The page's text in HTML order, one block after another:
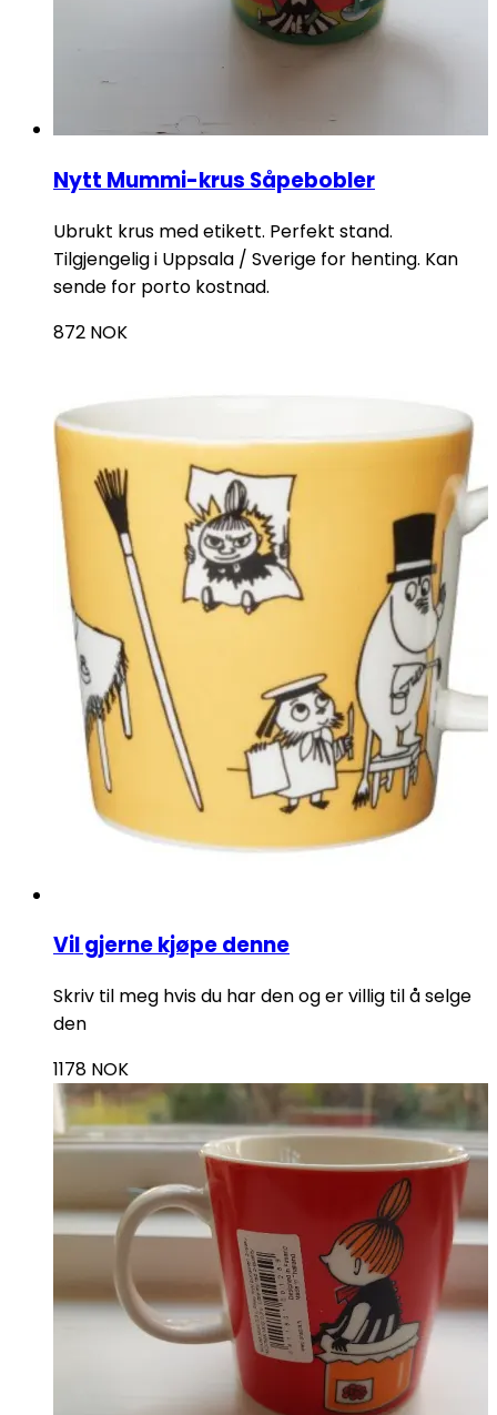
Nytt Mummi-krus Såpebobler
Ubrukt krus med etikett. Perfekt stand.
Tilgjengelig i Uppsala / Sverige for henting. Kan
sende for porto kostnad.
872 NOK
Vil gjerne kjøpe denne
Skriv til meg hvis du har den og er villig til å selge
den
1178 NOK